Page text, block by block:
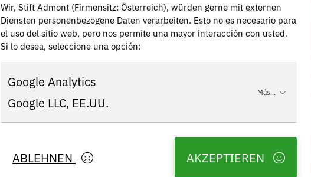
Wir, Stift Admont (Firmensitz: Österreich), würden gerne mit externen
Diensten personenbezogene Daten verarbeiten. Esto no es necesario para
el uso del sitio web, pero nos permite una mayor interacción con usted.
Si lo desea, seleccione una opción:
Google Analytics
Google LLC, EE.UU.
Más...
ABLEHNEN AKZEPTIEREN